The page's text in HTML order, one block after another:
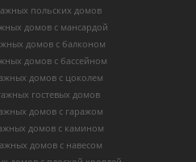
польских домов
домов с мансардой
домов с балконом
домов с бассейном
домов с цоколем
гостевых домов
домов с гаражом
домов с камином
домов с навесом